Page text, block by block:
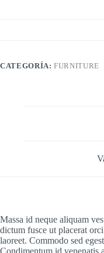
CATEGORÍA:FURNITURE
Massa id neque aliquam
dictum fusce ut placerat
laoreet. Commodo sed
Condimentum id venenatis